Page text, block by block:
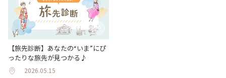
【旅先診断】あなたの“いま”にぴ
ったりな旅先が見つかる♪
2026.05.15